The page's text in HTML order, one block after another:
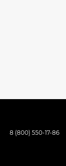
8 (800) 550-17-86